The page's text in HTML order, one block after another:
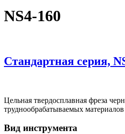
NS4-160
Стандартная серия,
Цельная твердосплавная фреза
труднообрабатываемых материалов
Вид инструмента